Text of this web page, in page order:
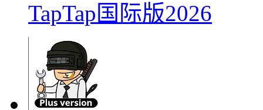
TapTap国际版2026